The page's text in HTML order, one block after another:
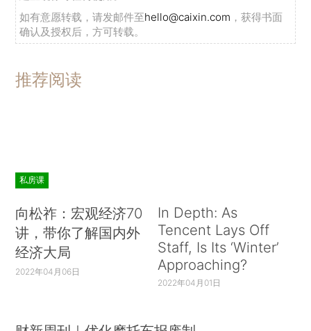
如有意愿转载，请发邮件至hello@caixin.com ，获得书面
确认及授权后，方可转载。
推荐阅读
私房课
向松祚：宏观经济70
讲，带你了解国内外
经济大局
2022年04月06日
In Depth: As
Tencent Lays Off
Staff, Is Its ‘Winter’
Approaching?
2022年04月01日